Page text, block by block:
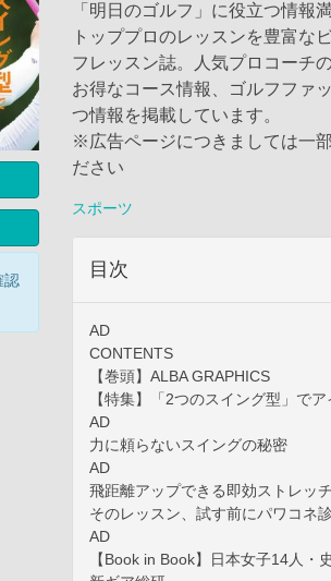
認
「明日のゴルフ」に役立つ情報満
トッププロのレッスンを豊富な
フレッスン誌。人気プロコーチ
お得なコース情報、ゴルフファ
つ情報を掲載しています。
※広告ページにつきましては一
ださい
スポーツ
目次
AD
CONTENTS
【巻頭】ALBA GRAPHICS
【特集】「2つのスイング型」で
AD
力に頼らないスイングの秘密
AD
飛距離アップできる即効ストレッ
そのレッスン、試す前にパワコネ
AD
【Book in Book】日本女子14人・